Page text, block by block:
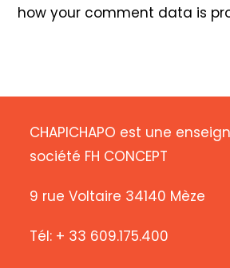
how your comment data is
CHAPICHAPO est une
société FH CONCEPT
9 rue Voltaire 34140 Mèze
Tél: + 33 609.175.400